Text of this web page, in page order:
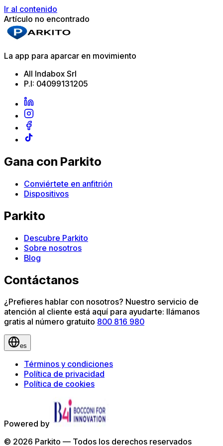
Ir al contenido
Artículo no encontrado
La app para aparcar en movimiento
All Indabox Srl
P.I: 04099131205
Gana con Parkito
Conviértete en anfitrión
Dispositivos
Parkito
Descubre Parkito
Sobre nosotros
Blog
Contáctanos
¿Prefieres hablar con nosotros? Nuestro servicio de
atención al cliente está aquí para ayudarte: llámanos
gratis al número gratuito 800 816 980
es
Términos y condiciones
Política de privacidad
Política de cookies
Powered by
© 2026 Parkito — Todos los derechos reservados